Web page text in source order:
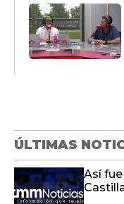
ÚLTIMAS
Los